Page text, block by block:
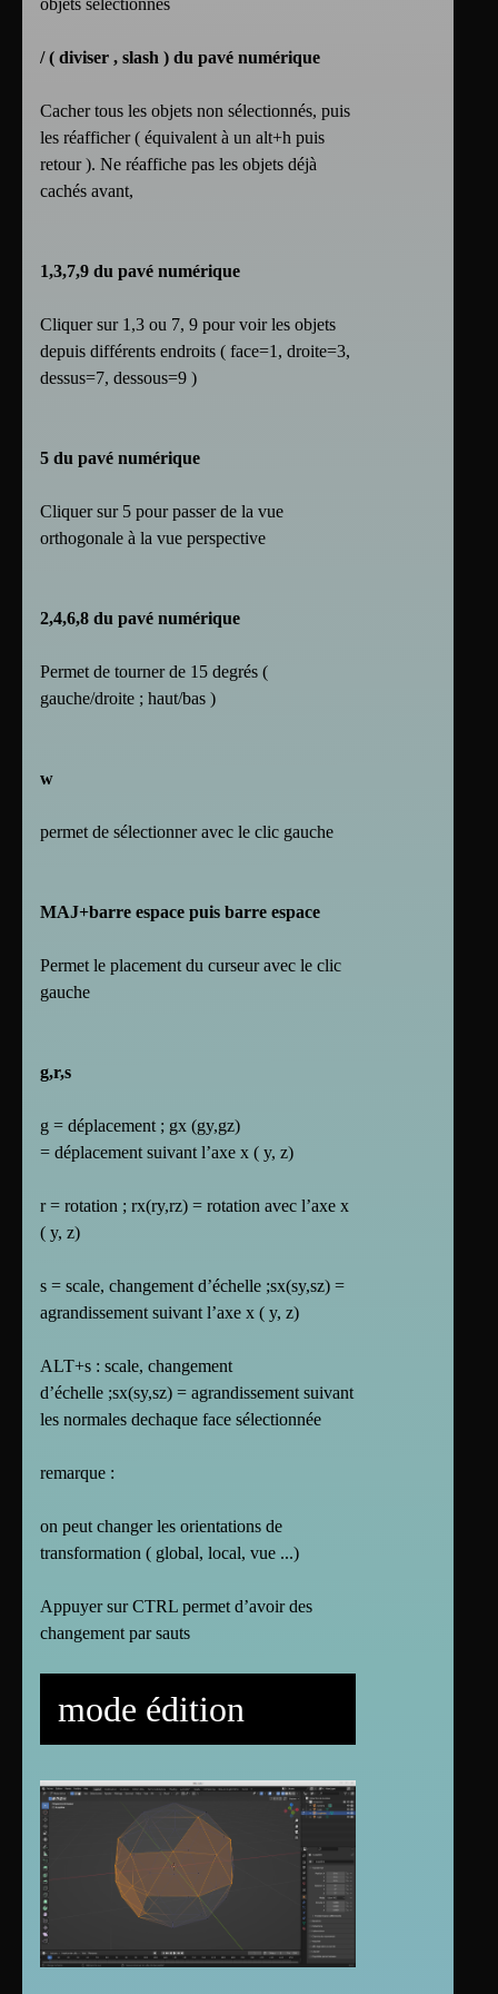
objets sélectionnés
/ ( diviser , slash ) du pavé numérique
Cacher tous les objets non sélectionnés, puis
les réafficher ( équivalent à un alt+h puis
retour ). Ne réaffiche pas les objets déjà
cachés avant,
1,3,7,9 du pavé numérique
Cliquer sur 1,3 ou 7, 9 pour voir les objets
depuis différents endroits ( face=1, droite=3,
dessus=7, dessous=9 )
5 du pavé numérique
Cliquer sur 5 pour passer de la vue
orthogonale à la vue perspective
2,4,6,8 du pavé numérique
Permet de tourner de 15 degrés (
gauche/droite ; haut/bas )
w
permet de sélectionner avec le clic gauche
MAJ+barre espace puis barre espace
Permet le placement du curseur avec le clic
gauche
g,r,s
g = déplacement ; gx (gy,gz)
= déplacement suivant l’axe x ( y, z)
r = rotation ; rx(ry,rz) = rotation avec l’axe x
( y, z)
s = scale, changement d’échelle ;sx(sy,sz) =
agrandissement suivant l’axe x ( y, z)
ALT+s : scale, changement
d’échelle ;sx(sy,sz) = agrandissement suivant
les normales dechaque face sélectionnée
remarque :
on peut changer les orientations de
transformation ( global, local, vue ...)
Appuyer sur CTRL permet d’avoir des
changement par sauts
mode édition